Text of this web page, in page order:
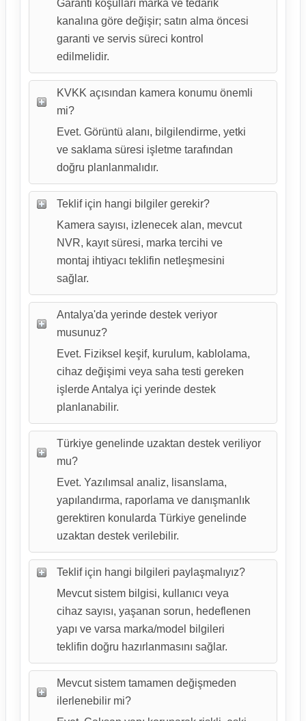
Garanti koşulları marka ve tedarik
kanalına göre değişir; satın alma öncesi
garanti ve servis süreci kontrol
edilmelidir.
KVKK açısından kamera konumu önemli
mi?
Evet. Görüntü alanı, bilgilendirme, yetki
ve saklama süresi işletme tarafından
doğru planlanmalıdır.
Teklif için hangi bilgiler gerekir?
Kamera sayısı, izlenecek alan, mevcut
NVR, kayıt süresi, marka tercihi ve
montaj ihtiyacı teklifin netleşmesini
sağlar.
Antalya'da yerinde destek veriyor
musunuz?
Evet. Fiziksel keşif, kurulum, kablolama,
cihaz değişimi veya saha testi gereken
işlerde Antalya içi yerinde destek
planlanabilir.
Türkiye genelinde uzaktan destek veriliyor
mu?
Evet. Yazılımsal analiz, lisanslama,
yapılandırma, raporlama ve danışmanlık
gerektiren konularda Türkiye genelinde
uzaktan destek verilebilir.
Teklif için hangi bilgileri paylaşmalıyız?
Mevcut sistem bilgisi, kullanıcı veya
cihaz sayısı, yaşanan sorun, hedeflenen
yapı ve varsa marka/model bilgileri
teklifin doğru hazırlanmasını sağlar.
Mevcut sistem tamamen değişmeden
ilerlenebilir mi?